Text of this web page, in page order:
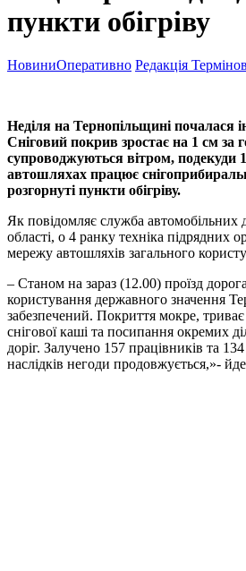
пункти обігріву
НовиниОперативно Редакція
Неділя на Тернопільщині почалася
Сніговий покрив зростає на 1 см за
супроводжуються вітром, подекуди
автошляхах працює
розгорнуті пункти обігріву.
Як повідомляє служба автомобільних
області, о 4 ранку техніка підрядних
мережу автошляхів загального
– Станом на зараз (12.00) проїзд
користування державного значення
забезпечений. Покриття мокре,
снігової каші та посипання окремих
доріг. Залучено 157 працівників та
наслідків негоди продовжується,»-